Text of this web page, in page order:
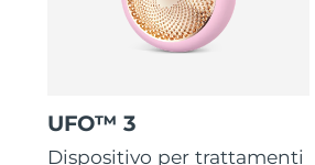
UFO™ 3
Dispositivo per trattamenti